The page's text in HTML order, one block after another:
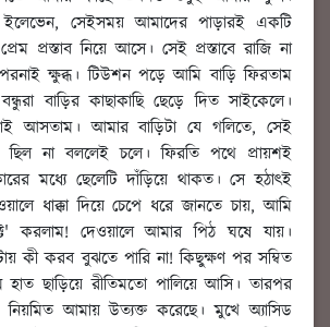
সেইসময় আমাদের পাড়ারই একটি
প্রস্তাব নিয়ে আসে। সেই প্রস্তাবে রাজি না
ক্ষুব্ধ। টিউশন পড়ে আমি বাড়ি ফিরতাম
বাড়ির কাছাকাছি ছেড়ে দিত সাইকেলে।
আসতাম। আমার বাড়িটা যে গলিতে, সেই
না বললেই চলে। ফিরতি পথে প্রায়শই
মধ্যে ছেলেটি দাঁড়িয়ে থাকত। সে হঠাৎই
ধাক্কা দিয়ে চেপে ধরে জানতে চায়, আমি
করলাম! দেওয়ালে আমার পিঠ ঘষে যায়।
কী করব বুঝতে পারি না! কিছুক্ষণ পর সম্বিত
ছাড়িয়ে রীতিমতো পালিয়ে আসি। তারপর
নিয়মিত আমায় উত্যক্ত করেছে। মুখে অ্যাসিড